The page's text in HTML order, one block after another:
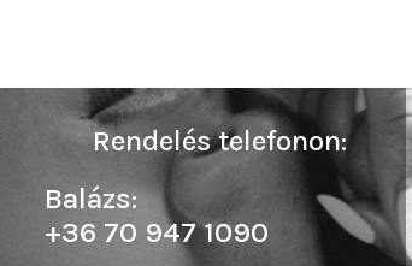
Rendelés telefonon:
Balázs:
+36 70 947 1090